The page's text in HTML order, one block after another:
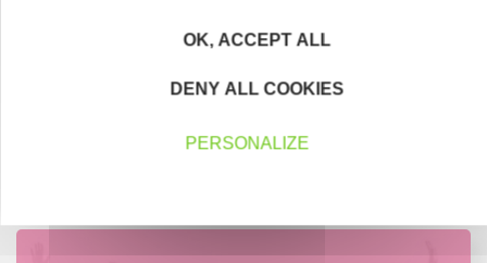
OK, ACCEPT ALL
DENY ALL COOKIES
PERSONALIZE